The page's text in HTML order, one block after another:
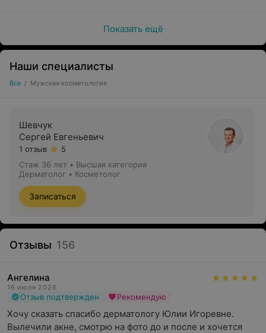
Показать ещё
Наши специалисты
Все / Мужская косметология
Шевчук
Сергей Евгеньевич
1 отзыв
5
Стаж 36 лет • Высшая категория
Дерматолог • Косметолог
Записаться
Отзывы 156
Ангелина
16 июля 2026
Отзыв подтвержден Рекомендую
Хочу сказать спасибо дерматологу Юлии Игоревне.
Вылечили акне, смотрю на фото до и после и хочется